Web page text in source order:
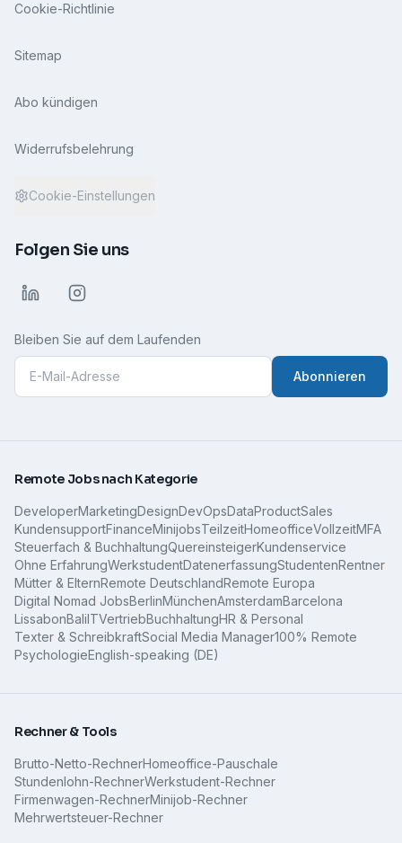
Cookie-Richtlinie
Sitemap
Abo kündigen
Widerrufsbelehrung
Cookie-Einstellungen
Folgen Sie uns
Bleiben Sie auf dem Laufenden
Abonnieren
Remote Jobs nach Kategorie
DeveloperMarketingDesignDevOpsDataProductSales
KundensupportFinanceMinijobsTeilzeitHomeofficeVollzeitMFA
Steuerfach & BuchhaltungQuereinsteigerKundenservice
Ohne ErfahrungWerkstudentDatenerfassungStudentenRentner
Mütter & ElternRemote DeutschlandRemote Europa
Digital Nomad JobsBerlinMünchenAmsterdamBarcelona
LissabonBaliITVertriebBuchhaltungHR & Personal
Texter & SchreibkraftSocial Media Manager100% Remote
PsychologieEnglish-speaking (DE)
Rechner & Tools
Brutto-Netto-RechnerHomeoffice-Pauschale
Stundenlohn-RechnerWerkstudent-Rechner
Firmenwagen-RechnerMinijob-Rechner
Mehrwertsteuer-Rechner